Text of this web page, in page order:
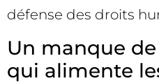
défense des droits
Un manque
qui alimente